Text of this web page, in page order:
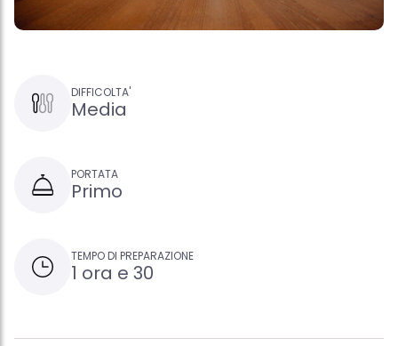
DIFFICOLTA'
Media
PORTATA
Primo
TEMPO DI PREPARAZIONE
1 ora e 30